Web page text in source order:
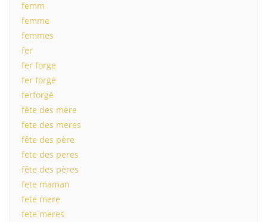
femm
femme
femmes
fer
fer forge
fer forgé
ferforgé
fête des mère
fete des meres
fête des père
fete des peres
fête des pères
fete maman
fete mere
fete meres